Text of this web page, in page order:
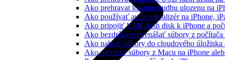
Ako prehravat lokalnu hudbu ulozenu na
Ako používať audio ekvalizér na iPhone,
Ako pripojiť USB flash disk k iPhone a
Ako bezdrôtovo prenášať súbory z
Ako nahrať súbory do cloudového
Ako preniesť súbory z Macu na iPhone